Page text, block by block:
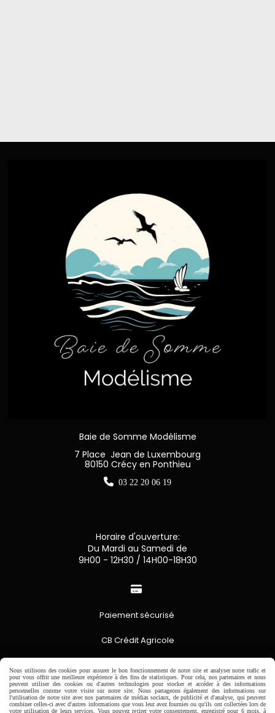
Baie de Somme Modélisme
7 Place Jean de Luxembourg
80150 Crécy en Ponthieu
 03 22 20 06 19
Horaire d'ouverture:
Du Mardi au Samedi de
9H00 - 12H30 / 14H00-18H30

Paiement sécurisé
CB Crédit Agricole
Virement bancaire
PAYPAL (4x sans frais)
Nous utilisons des cookies pour assurer le bon fonctionnement de notre site et analyser notre trafic et
pour vous offrir une meilleure expérience à des fins de statistiques. Pour cela, nos partenaires et nous
peuvent utiliser des cookies ou d'autres technologies pour stocker et accéder à des informations
personnelles comme votre visite sur notre site. Nous partageons également des informations sur
l'utilisation de notre site avec nos partenaires de médias sociaux, de publicité et d'analyse, qui peuvent
combiner celles-ci avec d'autres informations que vous leur avez fournies ou qu'ils ont collectées lors de
votre utilisation de leurs services. Vous pouvez retirer votre consentement, enregistré pour 6 mois, à